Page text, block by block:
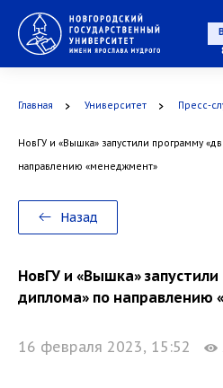
Главная Университет Пресс-
НовГУ и «Вышка» запустили программу
направлению «менеджмент»
Назад
НовГУ и «Вышка»
диплома» по направлению
16 февраля 2023, 15:52